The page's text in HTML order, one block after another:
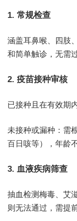
1. 常规检查
涵盖耳鼻喉、四肢
和简单触诊，无需
2. 疫苗接种审核
已接种且在有效期
未接种或漏种：需
百日咳等），年龄
3. 血液疾病筛查
抽血检测梅毒、艾
则无法通过，需提